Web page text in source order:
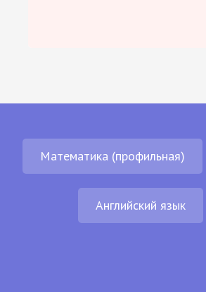
Математика (профильная)
Английский язык